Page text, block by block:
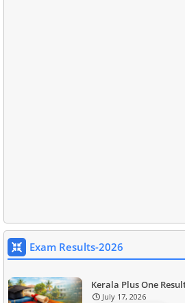
Exam Results-2026
Kerala Plus One
July 17, 2026